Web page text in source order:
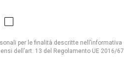
per le finalità descritte nell’informativa
dell’art. 13 del Regolamento UE 2016/67